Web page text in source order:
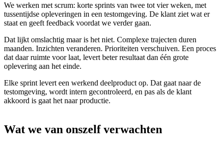
We werken met scrum: korte sprints van twee tot vier weken, met
tussentijdse opleveringen in een testomgeving. De klant ziet wat er
staat en geeft feedback voordat we verder gaan.
Dat lijkt omslachtig maar is het niet. Complexe trajecten duren
maanden. Inzichten veranderen. Prioriteiten verschuiven. Een proces
dat daar ruimte voor laat, levert beter resultaat dan één grote
oplevering aan het einde.
Elke sprint levert een werkend deelproduct op. Dat gaat naar de
testomgeving, wordt intern gecontroleerd, en pas als de klant
akkoord is gaat het naar productie.
Wat we van onszelf verwachten